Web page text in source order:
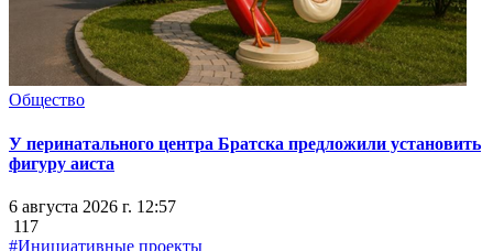
Общество
У перинатального центра Братска предложили установить
фигуру аиста
6 августа 2026 г. 12:57
117
#Инициативные проекты